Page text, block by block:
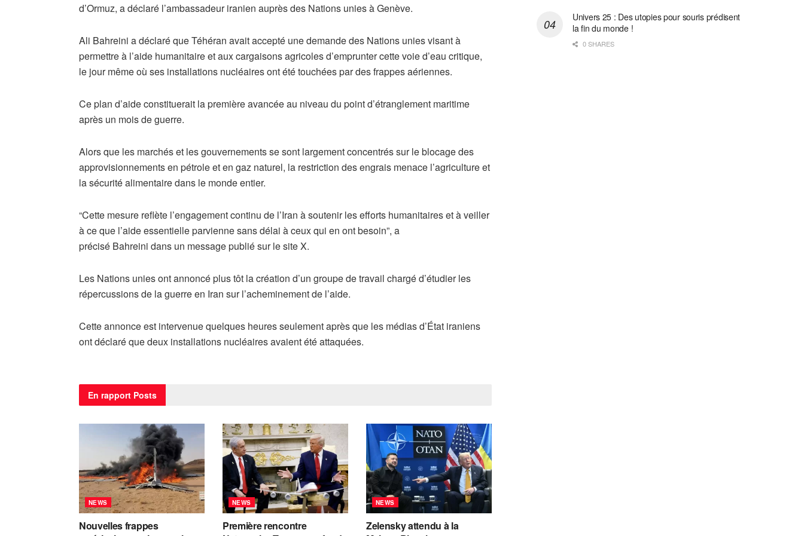
d’Ormuz, a déclaré l’ambassadeur iranien auprès des Nations unies à Genève.
Ali Bahreini a déclaré que Téhéran avait accepté une demande des Nations unies visant à
permettre à l’aide humanitaire et aux cargaisons agricoles d’emprunter cette voie d’eau critique,
le jour même où ses installations nucléaires ont été touchées par des frappes aériennes.
Ce plan d’aide constituerait la première avancée au niveau du point d’étranglement maritime
après un mois de guerre.
Alors que les marchés et les gouvernements se sont largement concentrés sur le blocage des
approvisionnements en pétrole et en gaz naturel, la restriction des engrais menace l’agriculture et
la sécurité alimentaire dans le monde entier.
“Cette mesure reflète l’engagement continu de l’Iran à soutenir les efforts humanitaires et à veiller
à ce que l’aide essentielle parvienne sans délai à ceux qui en ont besoin”, a
précisé Bahreini dans un message publié sur le site X.
Les Nations unies ont annoncé plus tôt la création d’un groupe de travail chargé d’étudier les
répercussions de la guerre en Iran sur l’acheminement de l’aide.
Cette annonce est intervenue quelques heures seulement après que les médias d’État iraniens
ont déclaré que deux installations nucléaires avaient été attaquées.
En rapport Posts
NEWS
Nouvelles frappes
NEWS
Première rencontre
NEWS
Zelensky attendu à la
Univers 25 : Des utopies pour souris prédisent
la fin du monde !
0 SHARES